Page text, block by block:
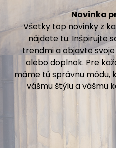
Novinka
Všetky top novinky z
nájdete tu. Inšpirujte
trendmi a objavte
alebo doplnok. Pre
máme tú správnu módu,
vášmu štýlu a vášmu